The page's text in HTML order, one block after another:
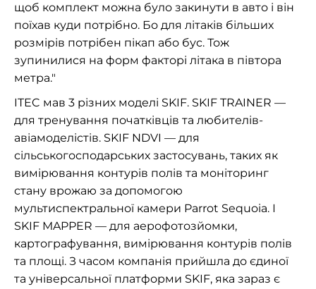
щоб комплект можна було закинути в авто і він
поїхав куди потрібно. Бо для літаків більших
розмірів потрібен пікап або бус. Тож
зупинилися на форм факторі літака в півтора
метра."
ITEC мав 3 різних моделі SKIF. SKIF TRAINER —
для тренування початківців та любителів-
авіамоделістів. SKIF NDVI — для
сільськогосподарських застосувань, таких як
вимірювання контурів полів та моніторинг
стану врожаю за допомогою
мультиспектральної камери Parrot Sequoia. І
SKIF MAPPER — для аерофотозйомки,
картографування, вимірювання контурів полів
та площі. З часом компанія прийшла до єдиної
та універсальної платформи SKIF, яка зараз є